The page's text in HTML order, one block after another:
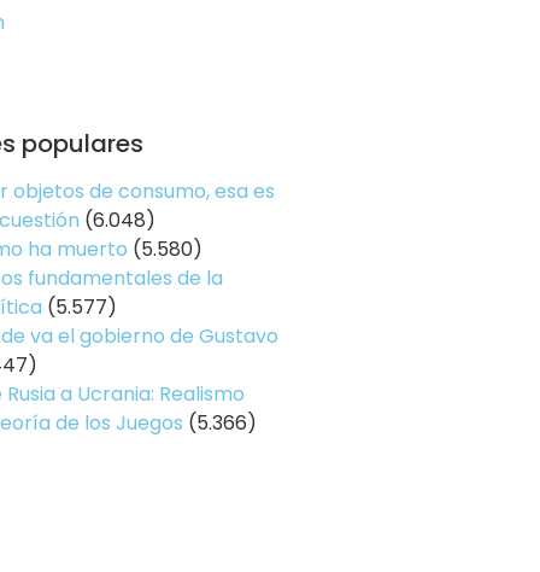
populares
objetos de consumo, esa es
(6.048)
ha muerto (5.580)
fundamentales de la
(5.577)
va el gobierno de Gustavo
a Ucrania: Realismo
de los Juegos (5.366)